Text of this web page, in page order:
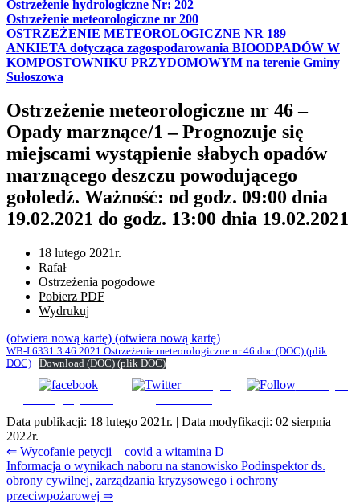
Ostrzeżenie hydrologiczne Nr: 202
Ostrzeżenie meteorologiczne nr 200
OSTRZEŻENIE METEOROLOGICZNE NR 189
ANKIETA dotycząca zagospodarowania BIOODPADÓW W
KOMPOSTOWNIKU PRZYDOMOWYM na terenie Gminy
Sułoszowa
Ostrzeżenie meteorologiczne nr 46 –
Opady marznące/1 – Prognozuje się
miejscami wystąpienie słabych opadów
marznącego deszczu powodującego
gołoledź. Ważność: od godz. 09:00 dnia
19.02.2021 do godz. 13:00 dnia 19.02.2021
18 lutego 2021r.
Rafał
Ostrzeżenia pogodowe
Pobierz PDF
Wydrukuj
(otwiera nową kartę) (otwiera nową kartę)
WB-I.6331.3.46.2021 Ostrzeżenie meteorologiczne nr 46.doc (DOC) (plik
DOC)
Download(DOC)(plik DOC)
Udostępnij
Subskrybuj
Data publikacji: 18 lutego 2021r. | Data modyfikacji: 02 sierpnia
2022r.
Nawigacja
wpisu
⇐ Wycofanie petycji – covid a witamina D
Informacja o wynikach naboru na stanowisko Podinspektor ds.
obrony cywilnej, zarządzania kryzysowego i ochrony
przeciwpożarowej ⇒